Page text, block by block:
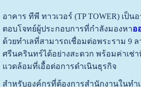
อาคาร ทีพี ทาวเวอร์ (TP TOWER) เป็
ตอบโจทย์ผู้ประกอบการที่กำลังมองหาอ
ด้วยทำเลที่สามารถเชื่อมต่อพระราม 9 ล
ศรีนครินทร์ได้อย่างสะดวก พร้อมค่าเช่
แวดล้อมที่เอื้อต่อการดำเนินธุรกิจ
สำหรับองค์กรที่ต้องการสำนักงานในทำ